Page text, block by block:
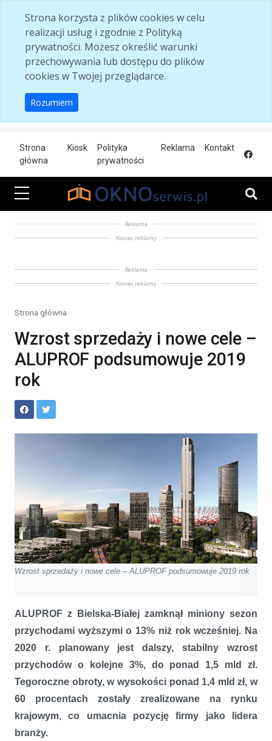
Strona korzysta z plików cookies w celu
realizacji usług i zgodnie z Polityką
prywatności. Możesz określić warunki
przechowywania lub dostępu do plików
cookies w Twojej przeglądarce.
Rozumiem
Strona
główna
Kiosk
Polityka
prywatności
Reklama Kontakt
Reklama
Koniec reklamy
Reklama
Koniec reklamy
Strona główna
Wzrost sprzedaży i nowe cele –
ALUPROF podsumowuje 2019
rok
Wzrost sprzedaży i nowe cele – ALUPROF podsumowuje 2019 rok
ALUPROF z Bielska-Białej zamknął miniony sezon
przychodami wyższymi o 13% niż rok wcześniej. Na
2020 r. planowany jest dalszy, stabilny wzrost
przychodów o kolejne 3%, do ponad 1,5 mld zł.
Tegoroczne obroty, w wysokości ponad 1,4 mld zł, w
60 procentach zostały zrealizowane na rynku
krajowym,co umacnia pozycję firmy jako lidera
branży.